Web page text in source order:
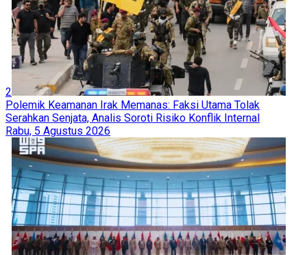
2
Polemik Keamanan Irak Memanas: Faksi Utama Tolak
Serahkan Senjata, Analis Soroti Risiko Konflik Internal
Rabu, 5 Agustus 2026